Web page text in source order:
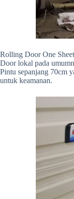
Rolling Door One
Door lokal pada
Pintu sepanjang 70cm
untuk keamanan.